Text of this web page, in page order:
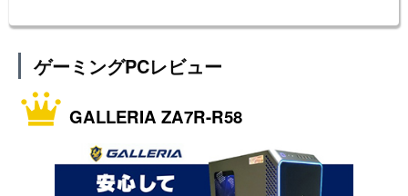
ゲーミングPCレビュー
GALLERIA ZA7R-R58